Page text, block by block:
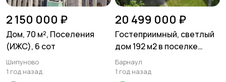
2 150 000 ₽
Дом, 70 м², Поселения
(ИЖС), 6 сот
Шипуново
1 год назад
20 499 000 ₽
Гостеприимный, светлый
дом 192 м2 в поселке
Cолнeчная пoляна
Барнаул
1 год назад